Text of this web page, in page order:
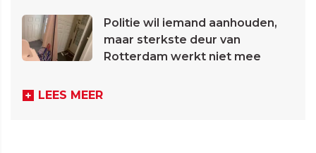
Politie wil iemand aanhouden,
maar sterkste deur van
Rotterdam werkt niet mee
LEES MEER